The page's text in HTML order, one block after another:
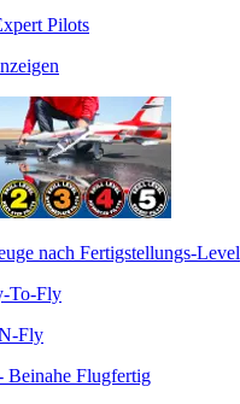
Pilots
nach Fertigstellungs-Level
To-Fly
Fly
Beinahe Flugfertig